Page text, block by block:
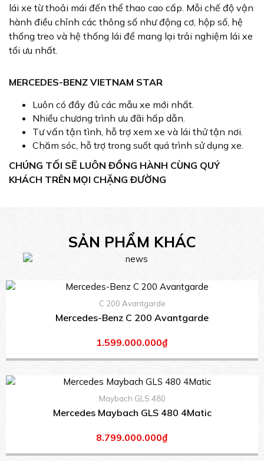
lái xe từ thoải mái đến thể thao cao cấp. Mỗi chế độ vận
hành điều chỉnh các thông số như động cơ, hộp số, hệ
thống treo và hệ thống lái để mang lại trải nghiệm lái xe
tối ưu nhất.
MERCEDES-BENZ VIETNAM STAR
Luôn có đầy đủ các mẫu xe mới nhất.
Nhiều chương trình ưu đãi hấp dẫn.
Tư vấn tận tình, hỗ trợ xem xe và lái thử tận nơi.
Chăm sóc, hỗ trợ trong suốt quá trình sử dụng xe.
CHÚNG TỐI SẼ LUÔN ĐỒNG HÀNH CÙNG QUÝ
KHÁCH TRÊN MỌI CHẶNG ĐƯỜNG
SẢN PHẨM KHÁC
C 200 Avantgarde
Mercedes-Benz C 200 Avantgarde
1.599.000.000₫
Maybach GLS 480
Mercedes Maybach GLS 480 4Matic
8.799.000.000₫